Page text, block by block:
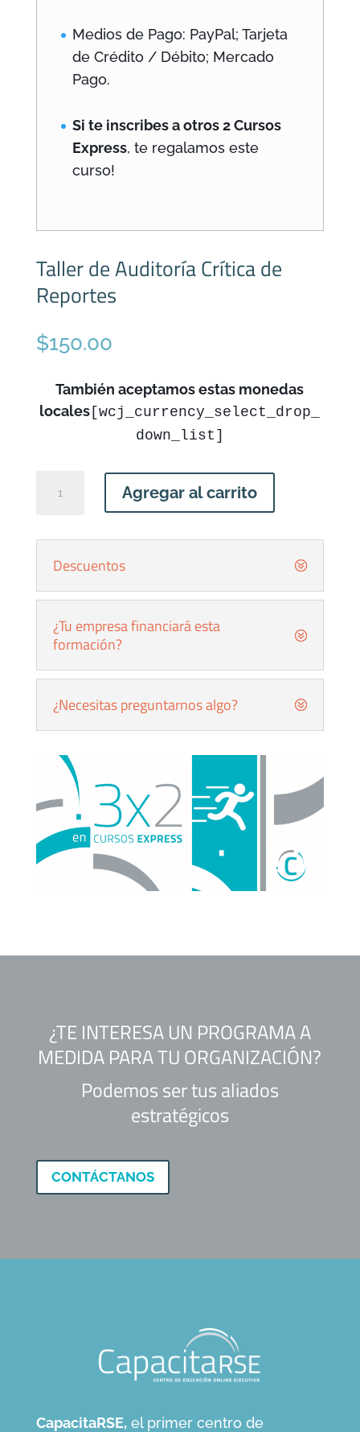
Medios de Pago: PayPal; Tarjeta
de Crédito / Débito; Mercado
Pago.
Si te inscribes a otros 2 Cursos
Express, te regalamos este
curso!
Taller de Auditoría Crítica de
Reportes
$150.00
También aceptamos estas monedas
locales [wcj_currency_select_drop_
down_list]
Reportes
Agregar al carrito
Descuentos
¿Tu empresa financiará esta
formación?
¿Necesitas preguntarnos algo?
¿TE INTERESA UN PROGRAMA A
MEDIDA PARA TU ORGANIZACIÓN?
Podemos ser tus aliados
estratégicos
CONTÁCTANOS
CapacitaRSE, el primer centro de